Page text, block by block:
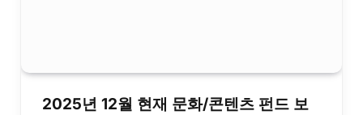
2025년 12월 현재 문화/콘텐츠 펀드 보